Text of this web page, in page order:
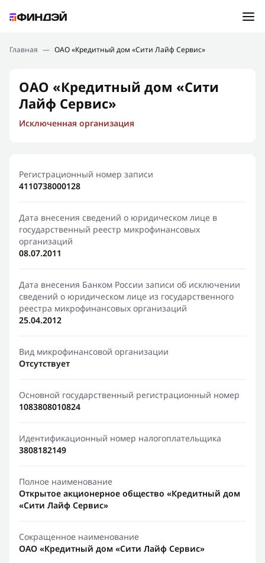
Подбор займа
Новости
Финансовое просвещение
Главная — ОАО «Кредитный дом «Сити Лайф Сервис»
ОАО «Кредитный дом «Сити
Лайф Сервис»
Исключенная организация
Регистрационный номер записи
4110738000128
Дата внесения сведений о юридическом лице в
государственный реестр микрофинансовых
организаций
08.07.2011
Дата внесения Банком России записи об исключении
сведений о юридическом лице из государственного
реестра микрофинансовых организаций
25.04.2012
Вид микрофинансовой организации
Отсутствует
Основной государственный регистрационный номер
1083808010824
Идентификационный номер налогоплательщика
3808182149
Полное наименование
Открытое акционерное общество «Кредитный дом
«Сити Лайф Сервис»
Сокращенное наименование
ОАО «Кредитный дом «Сити Лайф Сервис»
Ошибка:Контактная форма не найдена.
Спасибо, что написали нам
Мы свяжемся с Вами в ближайшее время и сообщим
результат
Отправить новый запрос